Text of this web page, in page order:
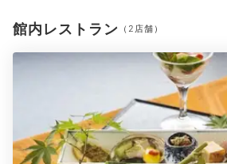
長湯したくなるぬる湯
※設備・アメニティは、確認が取れている情報を
館内レストラン （2店舗）